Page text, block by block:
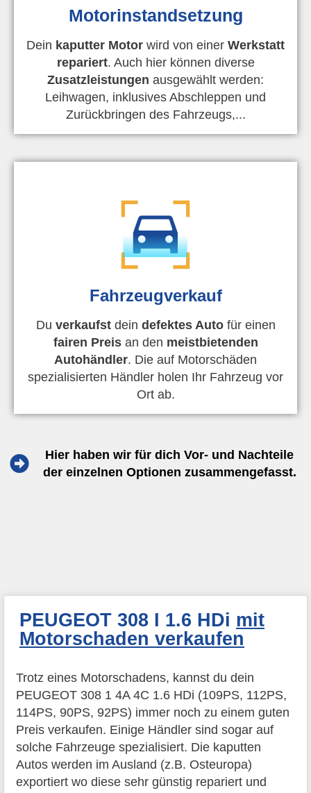
Motorinstandsetzung
Dein kaputter Motor wird von einer Werkstatt
repariert. Auch hier können diverse
Zusatzleistungen ausgewählt werden:
Leihwagen, inklusives Abschleppen und
Zurückbringen des Fahrzeugs,...
Fahrzeugverkauf
Du verkaufstdein defektes Autofür einen
fairen Preisan den meistbietenden
Autohändler. Die auf Motorschäden
spezialisierten Händler holen Ihr Fahrzeug vor
Ort ab.
Hier haben wir für dich Vor- und Nachteile
der einzelnen Optionen zusammengefasst.
PEUGEOT 308 I 1.6 HDi mit
Motorschaden verkaufen
Trotz eines Motorschadens, kannst du dein
PEUGEOT 308 1 4A 4C 1.6 HDi (109PS, 112PS,
114PS, 90PS, 92PS) immer noch zu einem guten
Preis verkaufen. Einige Händler sind sogar auf
solche Fahrzeuge spezialisiert. Die kaputten
Autos werden im Ausland (z.B. Osteuropa)
exportiert wo diese sehr günstig repariert und